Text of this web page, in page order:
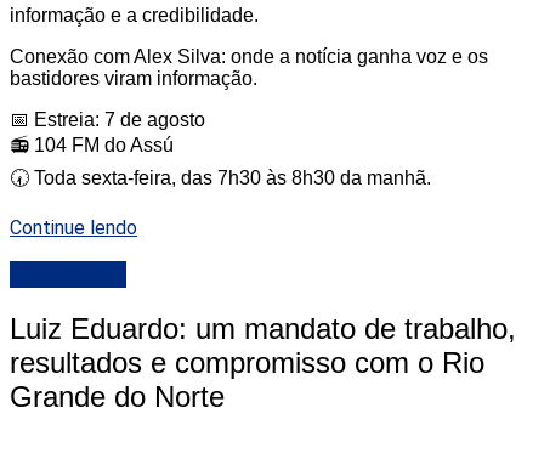
informação e a credibilidade.
Conexão com Alex Silva: onde a notícia ganha voz e os
bastidores viram informação.
📅 Estreia: 7 de agosto
📻 104 FM do Assú
🕢 Toda sexta-feira, das 7h30 às 8h30 da manhã.
Continue lendo
Luiz Eduardo: um mandato de trabalho,
resultados e compromisso com o Rio
Grande do Norte